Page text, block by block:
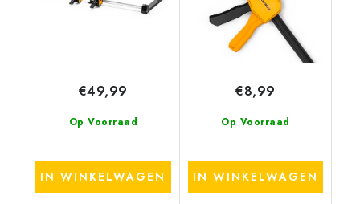
Op Voorraad
€49,99
IN WINKELWAGEN
Op Voorraad
€8,99
IN WINKELWAGEN